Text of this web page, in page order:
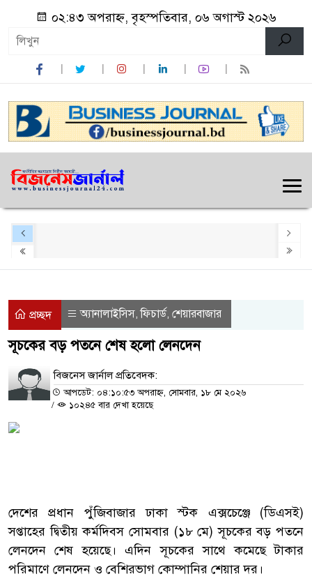
০২:৪৩ অপরাহ্ন, বৃহস্পতিবার, ০৬ অগাস্ট ২০২৬
প্রচ্ছদ অ্যানালাইসিস,ফিচার্ড, শেয়ারবাজার
সূচকের বড় পতনে শেষ হলো লেনদেন
বিজনেস জার্নাল প্রতিবেদক:
আপডেট: ০৪:১০:৫৩ অপরাহ্ন, সোমবার, ১৮ মে ২০২৬
/
১০২৪৫ বার দেখা হয়েছে
দেশের প্রধান পুঁজিবাজার ঢাকা স্টক এক্সচেঞ্জে (ডিএসই)
সপ্তাহের দ্বিতীয় কর্মদিবস সোমবার (১৮ মে) সূচকের বড় পতনে
লেনদেন শেষ হয়েছে। এদিন সূচকের সাথে কমেছে টাকার
পরিমাণে লেনদেন ও বেশিরভাগ কোম্পানির শেয়ার দর।